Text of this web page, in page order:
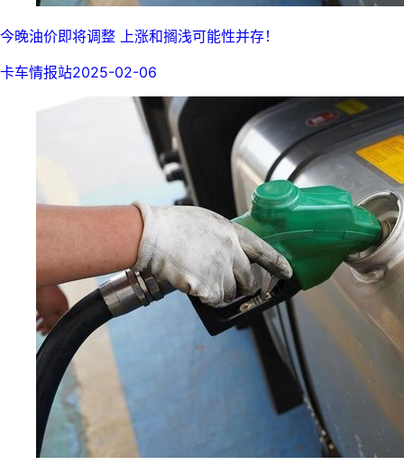
今晚油价即将调整 上涨和搁浅可能性并存！
卡车情报站2025-02-06